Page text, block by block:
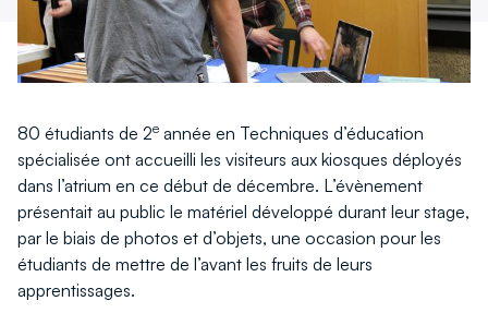
80 étudiants de 2e année en Techniques d’éducation
spécialisée ont accueilli les visiteurs aux kiosques déployés
dans l’atrium en ce début de décembre. L’évènement
présentait au public le matériel développé durant leur stage,
par le biais de photos et d’objets, une occasion pour les
étudiants de mettre de l’avant les fruits de leurs
apprentissages.